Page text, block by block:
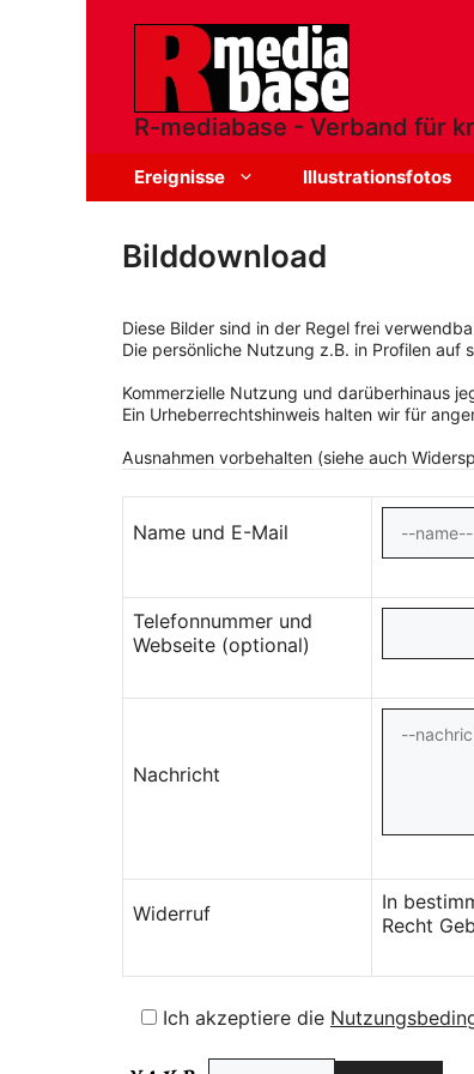
R-mediabase - Verband für
Ereignisse Illustrationsfotos
Bilddownload
Diese Bilder sind in der Regel frei
Die persönliche Nutzung z.B. in Profilen auf
Kommerzielle Nutzung und darüberhinaus
Ein Urheberrechtshinweis halten wir für
Ausnahmen vorbehalten (siehe auch
Name und E-Mail
Telefonnummer und
Webseite (optional)
Nachricht
Widerruf
In
Recht
Ich akzeptiere die